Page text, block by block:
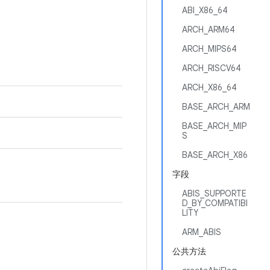
ABI_X86_64
ARCH_ARM64
ARCH_MIPS64
ARCH_RISCV64
ARCH_X86_64
BASE_ARCH_ARM
BASE_ARCH_MIP
S
BASE_ARCH_X86
字段
ABIS_SUPPORTE
D_BY_COMPATIBI
LITY
ARM_ABIS
公共方法